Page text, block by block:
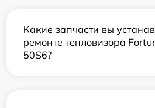
Какие запчасти вы
ремонте тепловизора
50S6?